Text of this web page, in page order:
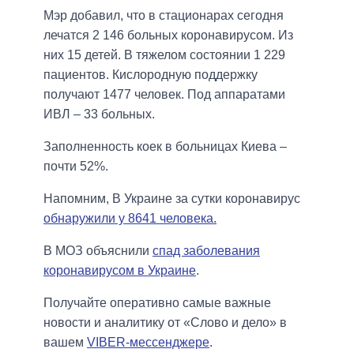
Мэр добавил, что в стационарах сегодня
лечатся 2 146 больных коронавирусом. Из
них 15 детей. В тяжелом состоянии 1 229
пациентов. Кислородную поддержку
получают 1477 человек. Под аппаратами
ИВЛ – 33 больных.
Заполненность коек в больницах Киева –
почти 52%.
Напомним, В Украине за сутки коронавирус
обнаружили у 8641 человека.
В МОЗ объяснили спад заболевания
коронавирусом в Украине.
Получайте оперативно самые важные
новости и аналитику от «Слово и дело» в
вашем VIBER-мессенджере.